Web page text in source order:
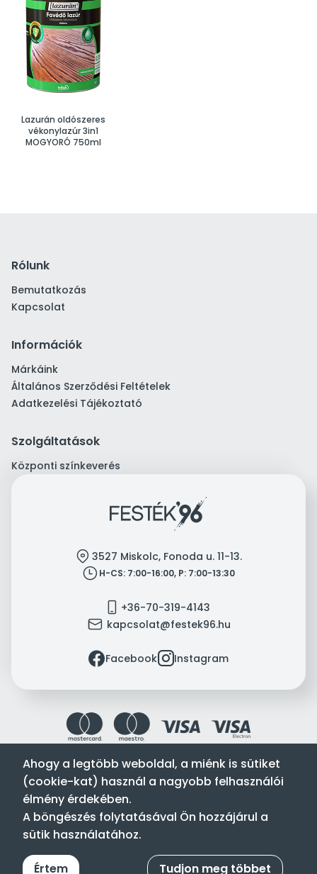
Lazurán oldószeres
vékonylazúr 3in1
MOGYORÓ 750ml
Rólunk
Bemutatkozás
Kapcsolat
Információk
Márkáink
Általános Szerződési Feltételek
Adatkezelési Tájékoztató
Szolgáltatások
Központi színkeverés
location 3527 Miskolc, Fonoda u. 11-13.
clock H-CS: 7:00-16:00, P: 7:00-13:30
mobile +36-70-319-4143
mail kapcsolat@festek96.hu
facebookFacebookinstagramInstagram
Festék’96 Kft. © 1996-2024. Minden jog fenntartva.
Tervezte és készítette:
forgalmazója.
Ahogy a legtöbb weboldal, a miénk is sütiket
(cookie-kat) használ a nagyobb felhasználói
élmény érdekében.
A böngészés folytatásával Ön hozzájárul a
sütik használatához.
Értem Tudjon meg többet